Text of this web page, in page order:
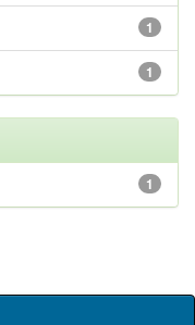
1
1
1